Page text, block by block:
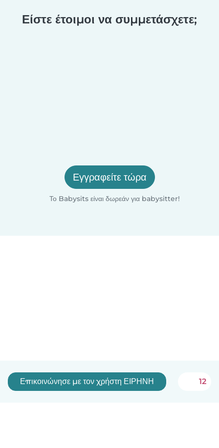
Είστε έτοιμοι να συμμετάσχετε;
Εγγραφείτε τώρα
Το Babysits είναι δωρεάν για babysitter!
Επικοινώνησε με τον χρήστη ΕΙΡΗΝΗ 12